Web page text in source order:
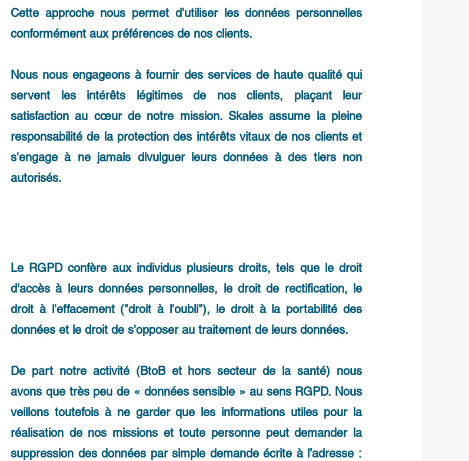
Cette approche nous permet d'utiliser les données personnelles
conformément aux préférences de nos clients.
Nous nous engageons à fournir des services de haute qualité qui
servent les intérêts légitimes de nos clients, plaçant leur
satisfaction au cœur de notre mission. Skales assume la pleine
responsabilité de la protection des intérêts vitaux de nos clients et
s'engage à ne jamais divulguer leurs données à des tiers non
autorisés.
Le RGPD confère aux individus plusieurs droits, tels que le droit
d'accès à leurs données personnelles, le droit de rectification, le
droit à l'effacement ("droit à l'oubli"), le droit à la portabilité des
données et le droit de s'opposer au traitement de leurs données.
De part notre activité (BtoB et hors secteur de la santé) nous
avons que très peu de « données sensible » au sens RGPD. Nous
veillons toutefois à ne garder que les informations utiles pour la
réalisation de nos missions et toute personne peut demander la
suppression des données par simple demande écrite à l’adresse :